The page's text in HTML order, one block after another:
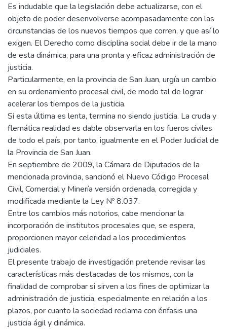
Es indudable que la legislación debe actualizarse, con el
objeto de poder desenvolverse acompasadamente con las
circunstancias de los nuevos tiempos que corren, y que así lo
exigen. El Derecho como disciplina social debe ir de la mano
de esta dinámica, para una pronta y eficaz administración de
justicia.
Particularmente, en la provincia de San Juan, urgía un cambio
en su ordenamiento procesal civil, de modo tal de lograr
acelerar los tiempos de la justicia.
Si esta última es lenta, termina no siendo justicia. La cruda y
flemática realidad es dable observarla en los fueros civiles
de todo el país, por tanto, igualmente en el Poder Judicial de
la Provincia de San Juan.
En septiembre de 2009, la Cámara de Diputados de la
mencionada provincia, sancionó el Nuevo Código Procesal
Civil, Comercial y Minería versión ordenada, corregida y
modificada mediante la Ley Nº 8.037.
Entre los cambios más notorios, cabe mencionar la
incorporación de institutos procesales que, se espera,
proporcionen mayor celeridad a los procedimientos
judiciales.
El presente trabajo de investigación pretende revisar las
características más destacadas de los mismos, con la
finalidad de comprobar si sirven a los fines de optimizar la
administración de justicia, especialmente en relación a los
plazos, por cuanto la sociedad reclama con énfasis una
justicia ágil y dinámica.